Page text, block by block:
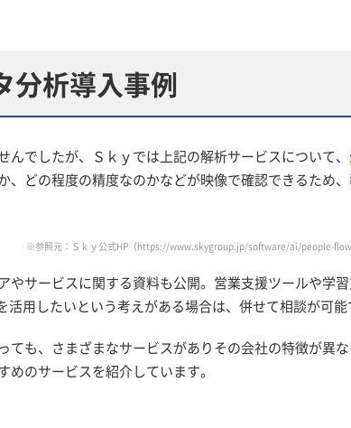
分析導入事例
でしたが、Ｓｋｙでは上記の解析サービスについて、
、どの程度の精度なのかなどが映像で確認できるため
※参照元：Ｓｋｙ公式HP（https://www.skygroup.jp/software/ai/people-
やサービスに関する資料も公開。営業支援ツールや学
用したいという考えがある場合は、併せて相談が可能
も、さまざまなサービスがありその会社の特徴が異な
めのサービスを紹介しています。